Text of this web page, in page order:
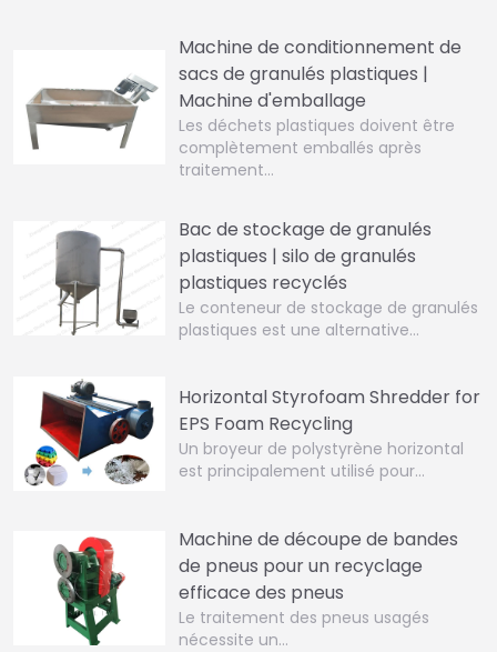
Machine de conditionnement de
sacs de granulés plastiques |
Machine d'emballage
Les déchets plastiques doivent être
complètement emballés après
traitement…
Bac de stockage de granulés
plastiques | silo de granulés
plastiques recyclés
Le conteneur de stockage de granulés
plastiques est une alternative…
Horizontal Styrofoam Shredder for
EPS Foam Recycling
Un broyeur de polystyrène horizontal
est principalement utilisé pour…
Machine de découpe de bandes
de pneus pour un recyclage
efficace des pneus
Le traitement des pneus usagés
nécessite un…